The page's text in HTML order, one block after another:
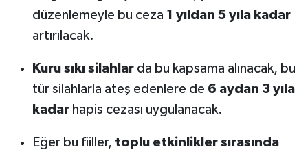
düzenlemeyle bu ceza 1 yıldan 5 yıla kadar
artırılacak.
Kuru sıkı silahlarda bu kapsama alınacak, bu
tür silahlarla ateş edenlere de 6 aydan 3 yıla
kadarhapis cezası uygulanacak.
Eğer bu fiiller, toplu etkinlikler sırasında